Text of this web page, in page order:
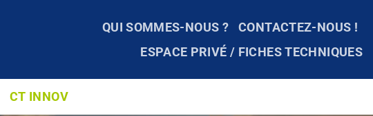
QUI SOMMES-NOUS ?
CONTACTEZ-NOUS !
ESPACE PRIVÉ / FICHES TECHNIQUES
CT INNOV